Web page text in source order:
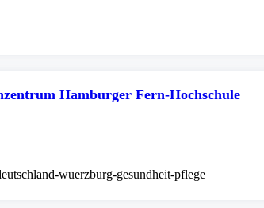
Hamburger Fern-Hochschule
wuerzburg-gesundheit-pflege